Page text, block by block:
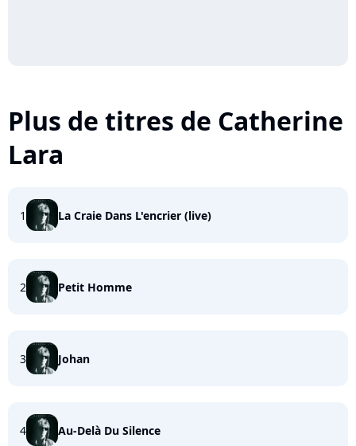
Plus de titres de Catherine
Lara
1 La Craie Dans L'encrier (live)
2 Petit Homme
3 Johan
4 Au-Delà Du Silence